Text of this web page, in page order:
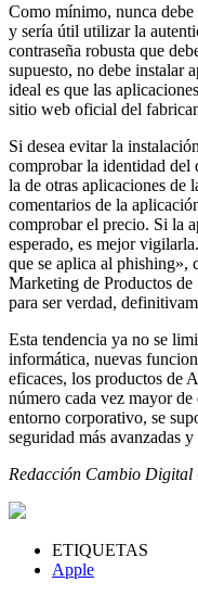
Como mínimo, nunca debe
y sería útil utilizar la
contraseña robusta que
supuesto, no debe instalar
ideal es que las
sitio web oficial del
Si desea evitar la
comprobar la identidad del
la de otras aplicaciones de
comentarios de la
comprobar el precio. Si la
esperado, es mejor
que se aplica al
Marketing de Productos de
para ser verdad,
Esta tendencia ya no se
informática, nuevas
eficaces, los productos de
número cada vez mayor
entorno corporativo, se
seguridad más avanzadas
Redacción Cambio Digital
ETIQUETAS
Apple